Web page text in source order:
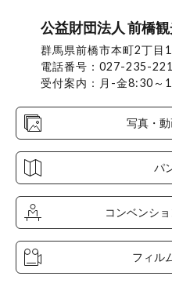
公益財団法人 前橋
群馬県前橋市本町2丁目
電話番号：027-235-
受付案内：月-金8:30～
写真・
パ
コンベンシ
フィル